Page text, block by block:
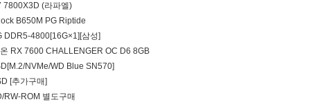
7800X3D (라파엘)
B650M PG Riptide
DDR5-4800[16G×1][삼성]
RX 7600 CHALLENGER OC D6 8GB
NVMe/WD Blue SN570]
[추가구매]
RW-ROM 별도구매